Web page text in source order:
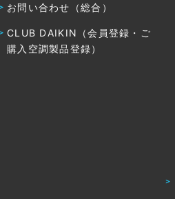
お問い合わせ（総合）
CLUB DAIKIN（会員登録・ご
購入空調製品登録）